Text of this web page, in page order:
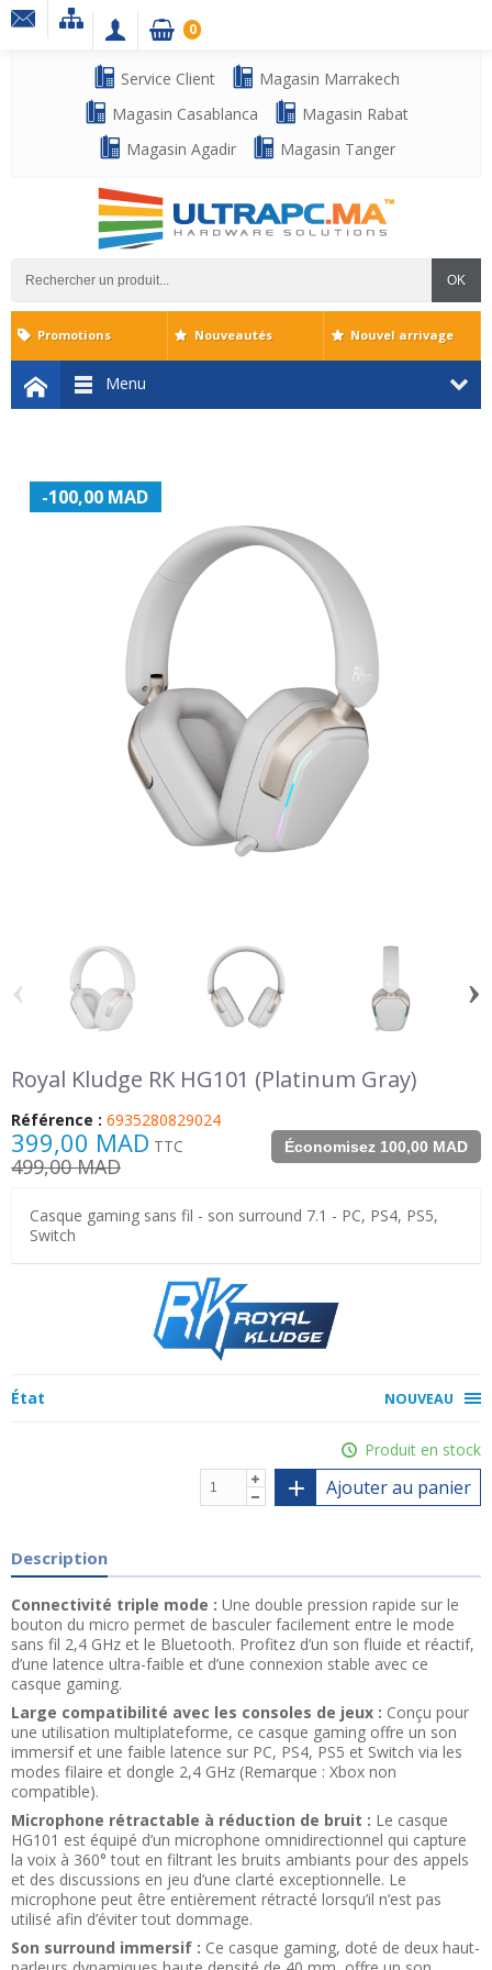
Service Client
Magasin Marrakech
Magasin Casablanca
Magasin Rabat
Magasin Agadir
Magasin Tanger
OK
0
Menu
Promotions Nouveautés Nouvel arrivage
-100,00 MAD
‹ ›
Royal Kludge RK HG101 (Platinum Gray)
Référence : 6935280829024
Économisez 100,00 MAD
399,00 MAD TTC
499,00 MAD
Casque gaming sans fil - son surround 7.1 - PC, PS4, PS5,
Switch
État NOUVEAU
Produit en stock
Ajouter au panier
Description
Connectivité triple mode : Une double pression rapide sur le
bouton du micro permet de basculer facilement entre le mode
sans fil 2,4 GHz et le Bluetooth. Profitez d’un son fluide et réactif,
d’une latence ultra-faible et d’une connexion stable avec ce
casque gaming.
Large compatibilité avec les consoles de jeux : Conçu pour
une utilisation multiplateforme, ce casque gaming offre un son
immersif et une faible latence sur PC, PS4, PS5 et Switch via les
modes filaire et dongle 2,4 GHz (Remarque : Xbox non
compatible).
Microphone rétractable à réduction de bruit : Le casque
HG101 est équipé d’un microphone omnidirectionnel qui capture
la voix à 360° tout en filtrant les bruits ambiants pour des appels
et des discussions en jeu d’une clarté exceptionnelle. Le
microphone peut être entièrement rétracté lorsqu’il n’est pas
utilisé afin d’éviter tout dommage.
Son surround immersif : Ce casque gaming, doté de deux haut-